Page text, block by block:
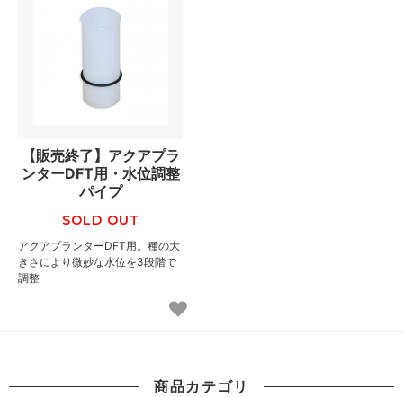
【販売終了】アクアプラ
ンターDFT用・水位調整
パイプ
SOLD OUT
アクアプランターDFT用。種の大
きさにより微妙な水位を3段階で
調整
商品カテゴリ